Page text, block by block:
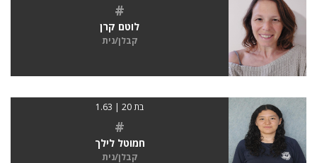
#
לוטם קרן
קבלן/נית
בת 20 | 1.63
#
חמוטל לילך
קבלן/נית